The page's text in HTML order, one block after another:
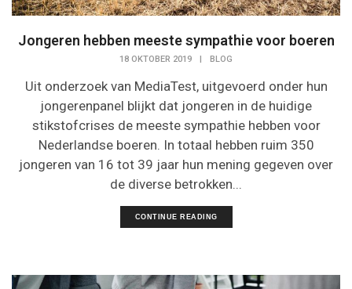
Jongeren hebben meeste sympathie voor boeren
18 OKTOBER 2019 | BLOG
Uit onderzoek van MediaTest, uitgevoerd onder hun
jongerenpanel blijkt dat jongeren in de huidige
stikstofcrises de meeste sympathie hebben voor
Nederlandse boeren. In totaal hebben ruim 350
jongeren van 16 tot 39 jaar hun mening gegeven over
de diverse betrokken...
CONTINUE READING